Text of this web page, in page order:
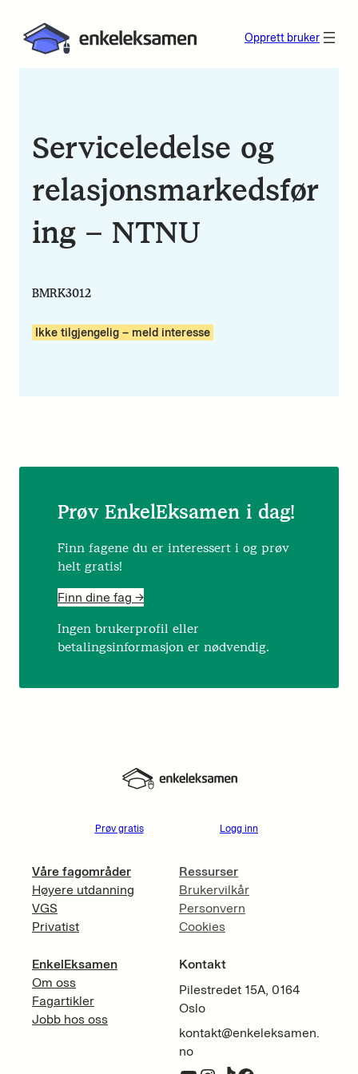
Opprett bruker
Serviceledelse og
relasjonsmarkedsfør
ing – NTNU
BMRK3012
Ikke tilgjengelig – meld interesse
Prøv EnkelEksamen i dag!
Finn fagene du er interessert i og prøv
helt gratis!
Finn dine fag ->
Ingen brukerprofil eller
betalingsinformasjon er nødvendig.
Prøv gratis Logg inn
Våre fagområder
Høyere utdanning
VGS
Privatist
EnkelEksamen
Om oss
Fagartikler
Jobb hos oss
Ressurser
Brukervilkår
Personvern
Cookies
Kontakt
Pilestredet 15A, 0164
Oslo
kontakt@enkeleksamen.
no